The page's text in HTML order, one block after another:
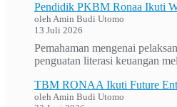
Pendidik PKBM Ronaa Ikuti
oleh Amin Budi Utomo
13 Juli 2026
Pemahaman mengenai
penguatan literasi keuangan
TBM RONAA Ikuti Future
oleh Amin Budi Utomo